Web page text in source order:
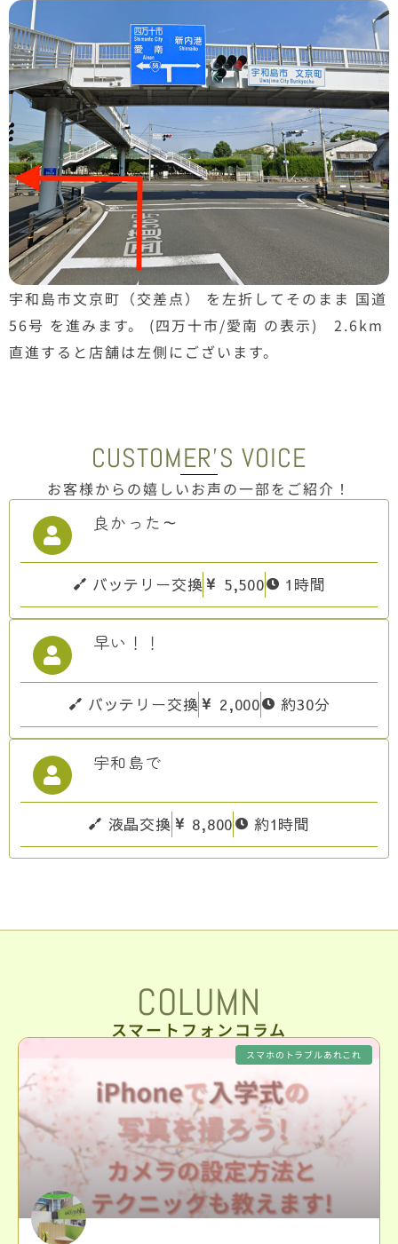
宇和島市文京町（交差点） を左折してそのまま 国道
56号 を進みます。 (四万十市/愛南 の表示) 2.6km
直進すると店舗は左側にございます。
CUSTOMER'S VOICE
お客様からの嬉しいお声の一部をご紹介！
良かった～
バッテリー交換 5,500 1時間
早い！！
バッテリー交換 2,000 約30分
宇和島で
液晶交換 8,800 約1時間
COLUMN
スマートフォンコラム
スマホのトラブルあれこれ